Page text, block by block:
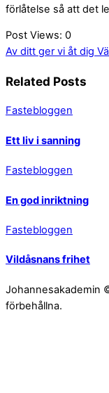
förlåtelse så att det
Post Views: 0
Av ditt ger vi åt dig
Related Posts
Fastebloggen
Ett liv i sanning
Fastebloggen
En god inriktning
Fastebloggen
Vildåsnans frihet
Johannesakademin
förbehållna.